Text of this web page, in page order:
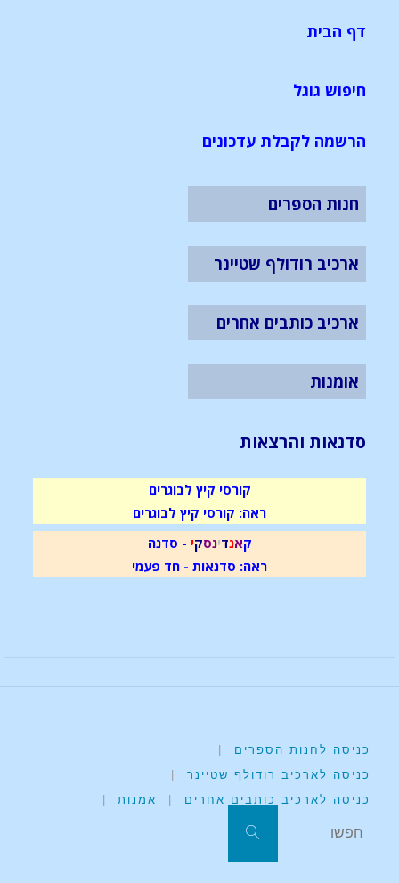
דף הבית
חיפוש גוגל
הרשמה לקבלת עדכונים
חנות הספרים
ארכיב רודולף שטיינר
ארכיב כותבים אחרים
אומנות
סדנאות והרצאות
קורסי קיץ לבוגרים
ראה: קורסי קיץ לבוגרים
קאנדינסקי - סדנה
ראה: סדנאות - חד פעמי
כניסה לחנות הספרים
כניסה לארכיב רודולף שטיינר
כניסה לארכיב כותבים אחרים
אמנות